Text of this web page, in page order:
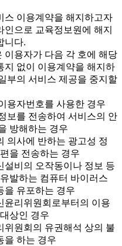
이용계약을 해지하고자
인으로 교육정보원에 해지
니다.
용자가 다음 각 호에 해당
지 없이 이용계약을 해지하
부의 서비스 제공을 중지할
용자번호를 사용한 경우
보를 전송하여 서비스의 안
방해하는 경우
의사에 반하는 광고성 정
을 전송하는 경우
설비의 오작동이나 정보 등
발하는 컴퓨터 바이러스
을 유포하는 경우
윤리위원회로부터의 이용
상인 경우
위원회의 유권해석 상의 불
을 하는 경우